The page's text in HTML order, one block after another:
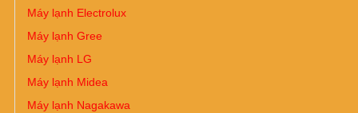
Máy lạnh Electrolux
Máy lạnh Gree
Máy lạnh LG
Máy lạnh Midea
Máy lạnh Nagakawa